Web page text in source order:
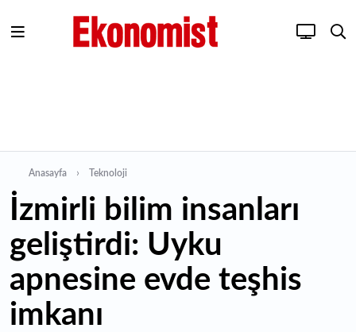
Anasayfa Teknoloji
İzmirli bilim insanları
geliştirdi: Uyku
apnesine evde teşhis
imkanı